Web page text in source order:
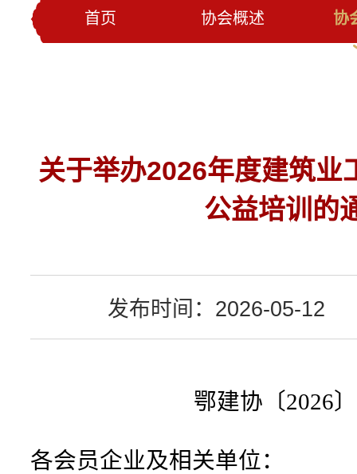
首页 协会概述 协
关于举办2026年度建筑业
公益培训的
发布时间：2026-05-12
鄂建协 〔2026〕
各会员企业及相关单位：